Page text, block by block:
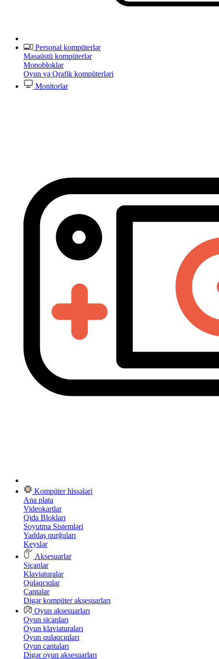
Personal kompüterlər
Masaüstü kompüterlər
Monobloklar
Oyun və Qrafik kompüterləri
Monitorlar
Kompüter hissələri
Ana plata
Videokartlar
Qida Blokları
Soyutma Sistemləri
Yaddaş qurğuları
Keyslər
Aksesuarlar
Siçanlar
Klaviaturalar
Qulaqcıqlar
Çantalar
Digər kompüter aksesuarları
Oyun aksesuarları
Oyun siçanları
Oyun klaviaturaları
Oyun qulaqcıqları
Oyun çantaları
Digər oyun aksesuarları